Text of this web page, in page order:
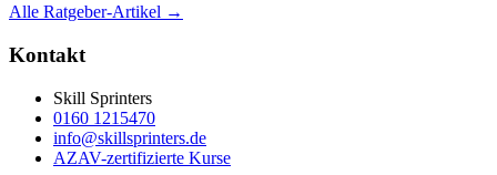
Alle Ratgeber-Artikel →
Kontakt
Skill Sprinters
0160 1215470
info@skillsprinters.de
AZAV-zertifizierte Kurse